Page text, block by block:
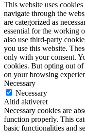
This website uses
navigate through the
are categorized as
essential for the working
also use third-party
you use this website.
only with your consent.
cookies. But opting out of
on your browsing
Necessary
Necessary
Altid aktiveret
Necessary cookies are
function properly. This
basic functionalities and